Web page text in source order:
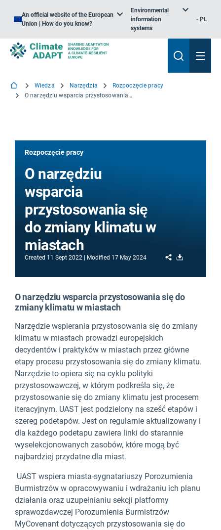
An official website of the European
Union | How do you know?
Environmental
information
systems
PL
Wiedza Narzędzia
Rozpoczęcie pracy
O narzędziu wsparcia przystosowania się do zmiany klimatu w miastach
Rozpoczęcie pracy
O narzędziu
wsparcia
przystosowania się
do zmiany klimatu w
miastach
Created 11 Sept 2022 Modified 17 May 2024 Share
O narzędziu wsparcia przystosowania się do
zmiany klimatu w miastach
Narzędzie wspierania przystosowania się do zmiany
klimatu w miastach prowadzi europejskich
decydentów i praktyków w miastach przez główne
etapy procesu przystosowania się do zmiany klimatu.
Narzędzie to opiera się na cyklu polityki
przystosowawczej, w którym podkreśla się, że
przystosowanie się do zmiany klimatu jest procesem
iteracyjnym. UAST jest podzielony na sześć etapów i
szereg podetapów. Jest on regularnie aktualizowany i
dla każdego podetapu zawiera linki do starannie
wyselekcjonowanych zasobów, które mogą być
najbardziej przydatne dla miast.
UAST wspiera miasta-sygnatariuszy Porozumienia
Burmistrzów w opracowywaniu i wdrażaniu ich planu
działania oraz uzupełnianiu sekcji platformy
sprawozdawczej Porozumienia Burmistrzów
MyCovenant dotyczących przystosowania się do